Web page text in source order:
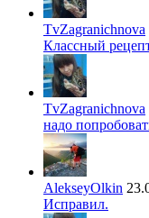
TvZagranichnova
Классный
TvZagranichnova
надо
AlekseyOlkin
Исправил.